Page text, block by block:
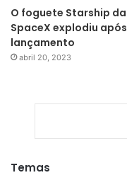
O foguete Starship da
SpaceX explodiu após
lançamento
abril 20, 2023
Temas